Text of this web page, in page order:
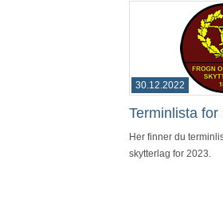
30.12.2022
Terminlista for
Her finner du
skytterlag for 2023.